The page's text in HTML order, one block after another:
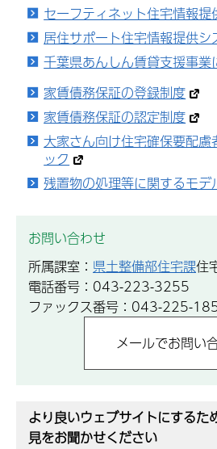
セーフティネット住宅情報提
居住サポート住宅情報提供シ
千葉県あんしん賃貸支援事業
家賃債務保証の登録制度
家賃債務保証の認定制度
大家さん向け住宅確保要配
ック
残置物の処理等に関するモデ
お問い合わせ
所属課室： 県土整備部住宅課住
電話番号：043-223-3255
ファックス番号：043-225-
より良いウェブサイトにするた
見をお聞かせください